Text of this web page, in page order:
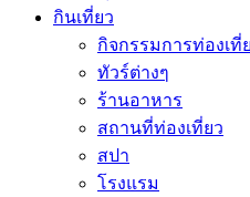
กินเที่ยว
กิจกรรมการท่องเที่
ทัวร์ต่างๆ
ร้านอาหาร
สถานที่ท่องเที่ยว
สปา
โรงแรม